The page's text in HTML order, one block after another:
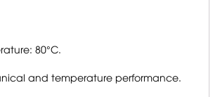
80°C.
and temperature performance.